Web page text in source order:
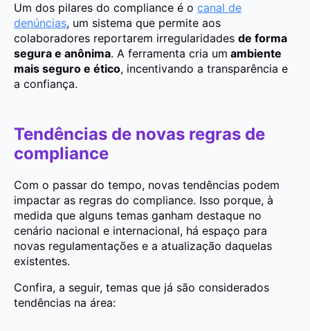
Um dos pilares do compliance é o canal de
denúncias, um sistema que permite aos
colaboradores reportarem irregularidades de forma
segura e anônima. A ferramenta cria um ambiente
mais seguro e ético, incentivando a transparência e
a confiança.
Tendências de novas regras de
compliance
Com o passar do tempo, novas tendências podem
impactar as regras do compliance. Isso porque, à
medida que alguns temas ganham destaque no
cenário nacional e internacional, há espaço para
novas regulamentações e a atualização daquelas
existentes.
Confira, a seguir, temas que já são considerados
tendências na área: